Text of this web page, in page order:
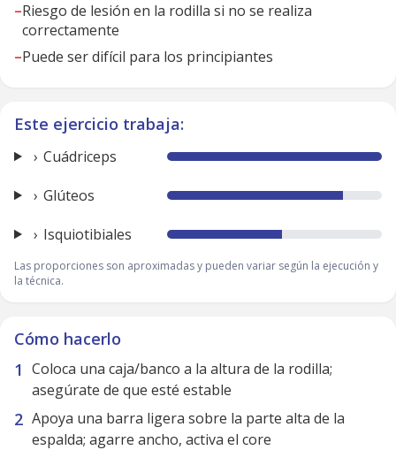
–Riesgo de lesión en la rodilla si no se realiza
correctamente
–Puede ser difícil para los principiantes
Este ejercicio trabaja:
Cuádriceps
Glúteos
Isquiotibiales
Las proporciones son aproximadas y pueden variar según la ejecución y
la técnica.
Cómo hacerlo
Coloca una caja/banco a la altura de la rodilla;
asegúrate de que esté estable
Apoya una barra ligera sobre la parte alta de la
espalda; agarre ancho, activa el core